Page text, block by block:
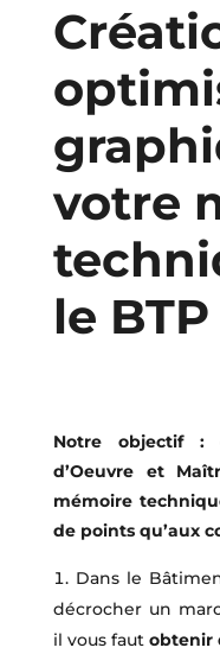
votre
le BTP
Notre objectif :
d’Oeuvre et
mémoire
de points qu’aux
Dans le
décrocher un
il vous faut obtenir